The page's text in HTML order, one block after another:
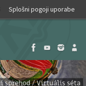
Splošni pogoji uporabe